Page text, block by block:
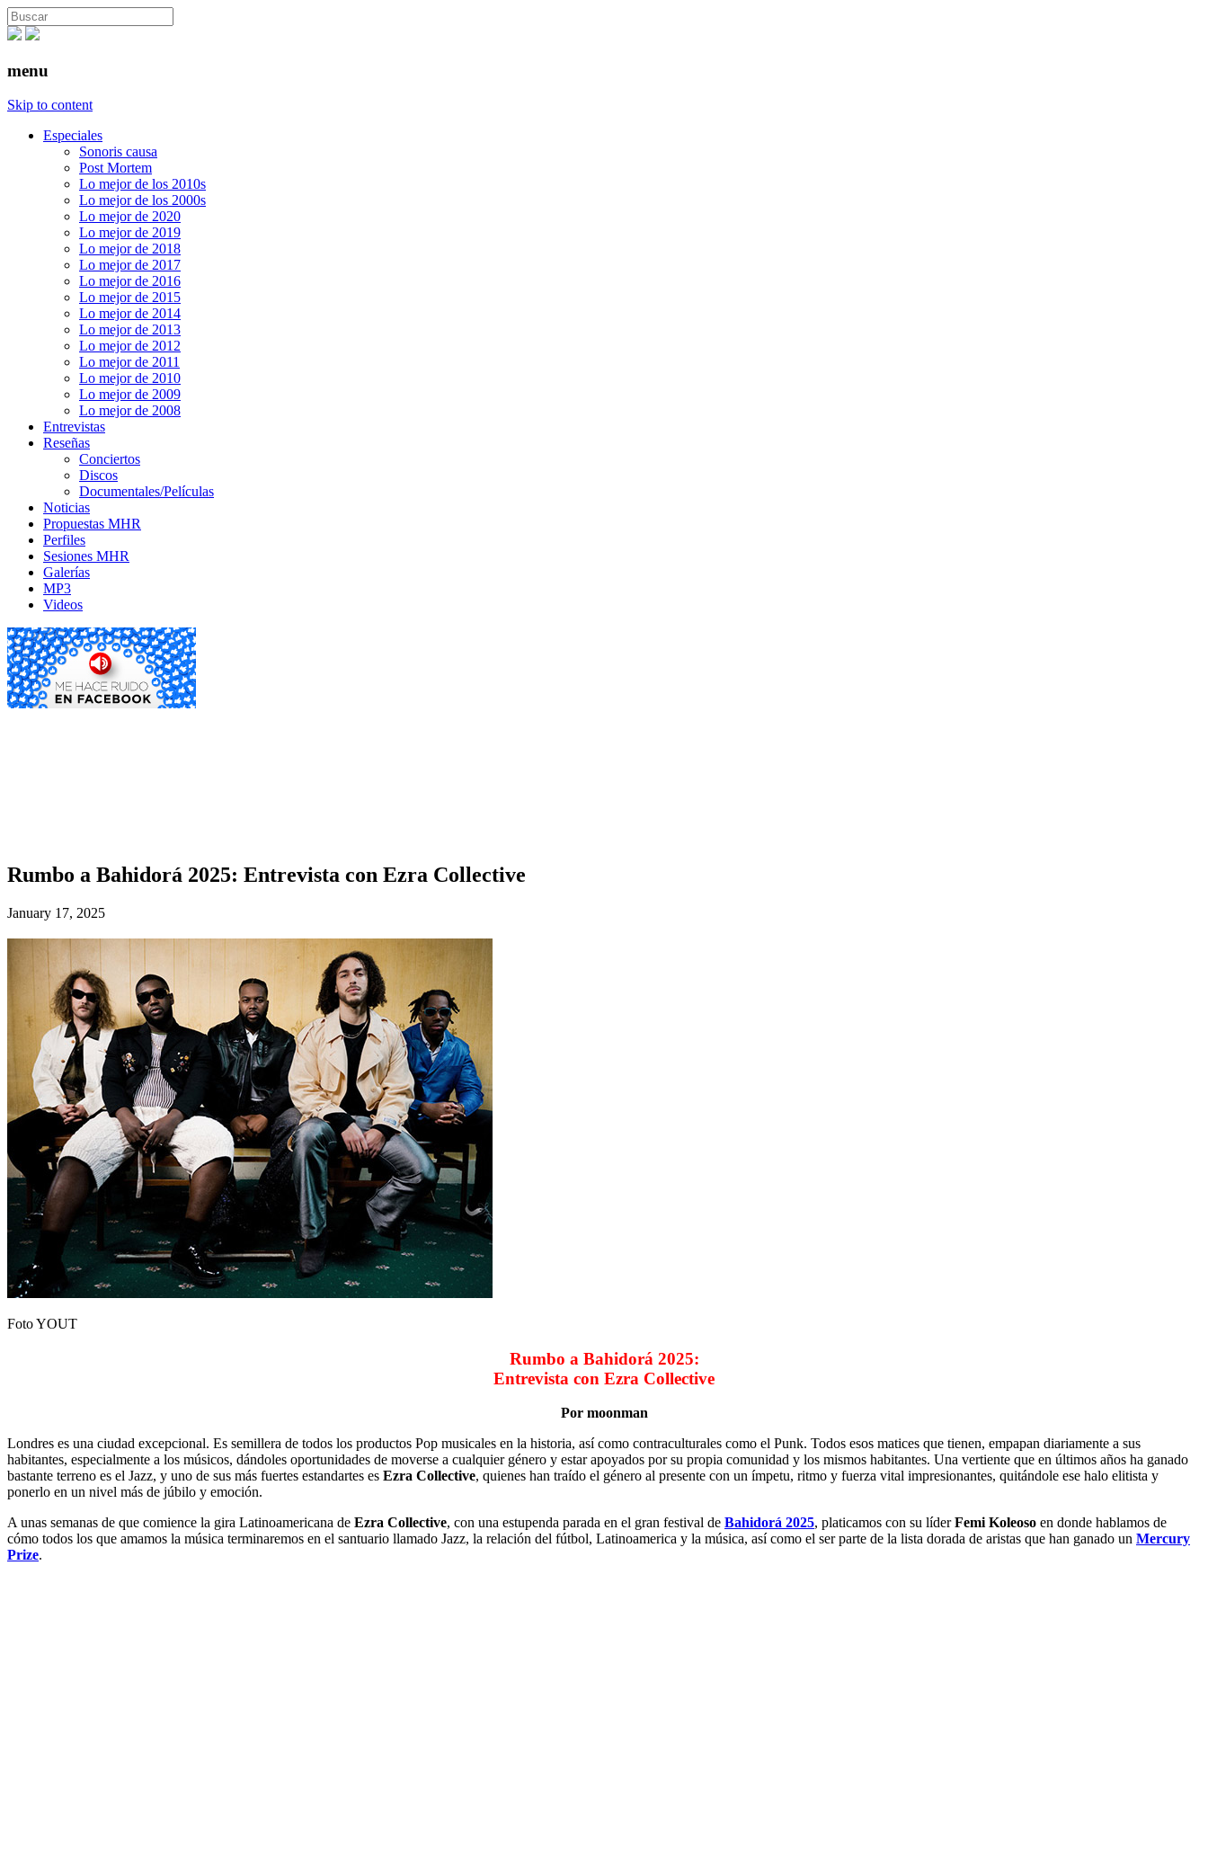
menu
Skip to content
Especiales
Sonoris causa
Post Mortem
Lo mejor de los 2010s
Lo mejor de los 2000s
Lo mejor de 2020
Lo mejor de 2019
Lo mejor de 2018
Lo mejor de 2017
Lo mejor de 2016
Lo mejor de 2015
Lo mejor de 2014
Lo mejor de 2013
Lo mejor de 2012
Lo mejor de 2011
Lo mejor de 2010
Lo mejor de 2009
Lo mejor de 2008
Entrevistas
Reseñas
Conciertos
Discos
Documentales/Películas
Noticias
Propuestas MHR
Perfiles
Sesiones MHR
Galerías
MP3
Videos
Rumbo a Bahidorá 2025: Entrevista con Ezra Collective
January 17, 2025
Foto YOUT
Rumbo a Bahidorá 2025:
Entrevista con Ezra Collective
Por moonman
Londres es una ciudad excepcional. Es semillera de todos los productos Pop musicales en la historia, así como contraculturales como el Punk. Todos esos matices que tienen, empapan diariamente a sus
habitantes, especialmente a los músicos, dándoles oportunidades de moverse a cualquier género y estar apoyados por su propia comunidad y los mismos habitantes. Una vertiente que en últimos años ha ganado
bastante terreno es el Jazz, y uno de sus más fuertes estandartes es Ezra Collective, quienes han traído el género al presente con un ímpetu, ritmo y fuerza vital impresionantes, quitándole ese halo elitista y
ponerlo en un nivel más de júbilo y emoción.
A unas semanas de que comience la gira Latinoamericana de Ezra Collective, con una estupenda parada en el gran festival de Bahidorá 2025, platicamos con su líderFemi Koleoso en donde hablamos de
cómo todos los que amamos la música terminaremos en el santuario llamado Jazz, la relación del fútbol, Latinoamerica y la música, así como el ser parte de la lista dorada de aristas que han ganado un Mercury
Prize.